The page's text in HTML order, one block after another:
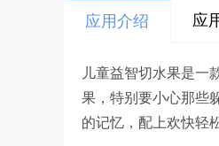
应用介绍 应
儿童益智切水果是一
果，特别要小心那些
的记忆，配上欢快轻